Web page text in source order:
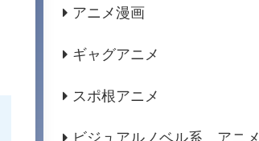
アニメ漫画
ギャグアニメ
スポ根アニメ
ビジュアルノベル系 アニメ